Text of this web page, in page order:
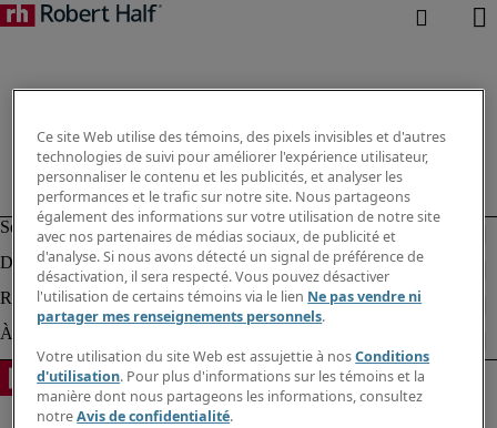
Ce site Web utilise des témoins, des pixels invisibles et d'autres
technologies de suivi pour améliorer l'expérience utilisateur,
personnaliser le contenu et les publicités, et analyser les
performances et le trafic sur notre site. Nous partageons
également des informations sur votre utilisation de notre site
avec nos partenaires de médias sociaux, de publicité et
d'analyse. Si nous avons détecté un signal de préférence de
désactivation, il sera respecté. Vous pouvez désactiver
l'utilisation de certains témoins via le lien Ne pas vendre ni
partager mes renseignements personnels.
Votre utilisation du site Web est assujettie à nosConditions
d'utilisation. Pour plus d'informations sur les témoins et la
manière dont nous partageons les informations, consultez
notreAvis de confidentialité.